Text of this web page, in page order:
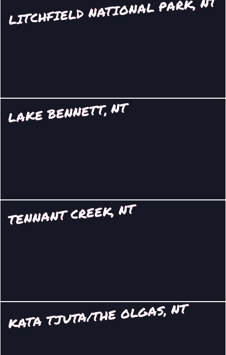
LITCHFIELD NATIONAL PARK, NT
LAKE BENNETT, NT
TENNANT CREEK, NT
KATA TJUTA/THE OLGAS, NT